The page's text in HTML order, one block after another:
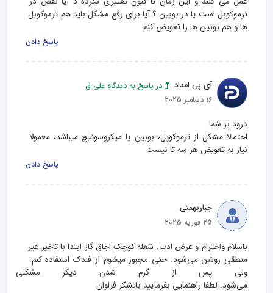
ترموکوبل است یا در بوبین ؟ آیا برای رفع مشکل باید هم ترموکوبل
ها و هم بوبین ها را تعویض کنم
پاسخ دادن
آی پی امداد
در پاسخ به دیدگاه علی ق
16 دسامبر 2025
احتمالا مشکل از ترموکوپل، بوبین یا میکروسوئیچ میباشد، معمولا
نیاز به تعویض هر سه تا نیست
پاسخ دادن
جباربهمنی
25 فوریه 2025
باسلام واحترام و عرض ادب. شعله کوچک اجاق گاز ابتدا با تاخیر غیر
منطقی روشن می‌شود. حتی مجبور میشوم از فندک استفاده کنم.
ولی پس از گرم شدن دیگر مشکلی
می‌شود. لطفا راهنمایی بفرمایید باتشکر فراوان